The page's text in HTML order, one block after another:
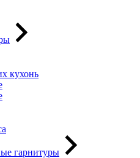
кухонь
гарнитуры